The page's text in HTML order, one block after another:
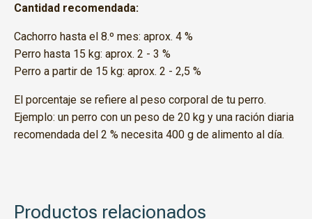
Cantidad recomendada:
Cachorro hasta el 8.º mes: aprox. 4 %
Perro hasta 15 kg: aprox. 2 - 3 %
Perro a partir de 15 kg: aprox. 2 - 2,5 %
El porcentaje se refiere al peso corporal de tu perro.
Ejemplo: un perro con un peso de 20 kg y una ración diaria
recomendada del 2 % necesita 400 g de alimento al día.
Productos relacionados